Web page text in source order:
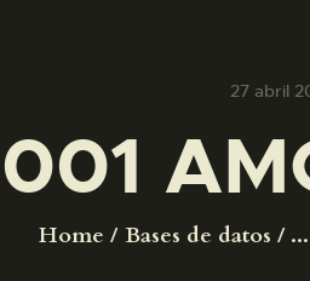
27 abril
Home Bases de datos ...
█
COLECCIONES
DIDÁCTICA